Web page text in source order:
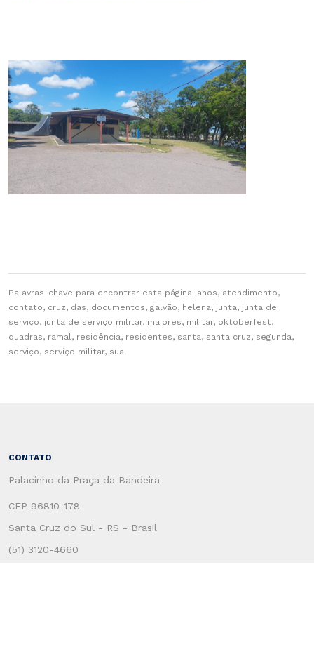
Palavras-chave para encontrar esta página: anos, atendimento,
contato, cruz, das, documentos, galvão, helena, junta, junta de
serviço, junta de serviço militar, maiores, militar, oktoberfest,
quadras, ramal, residência, residentes, santa, santa cruz, segunda,
serviço, serviço militar, sua
CONTATO
Palacinho da Praça da Bandeira
CEP 96810-178
Santa Cruz do Sul - RS - Brasil
(51) 3120-4660